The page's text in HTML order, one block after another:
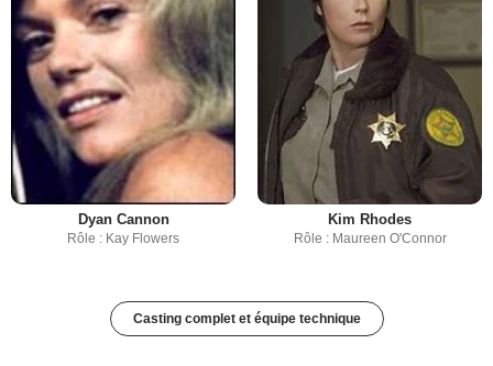
Dyan Cannon
Rôle : Kay Flowers
Kim Rhodes
Rôle : Maureen O'Connor
Casting complet et équipe technique